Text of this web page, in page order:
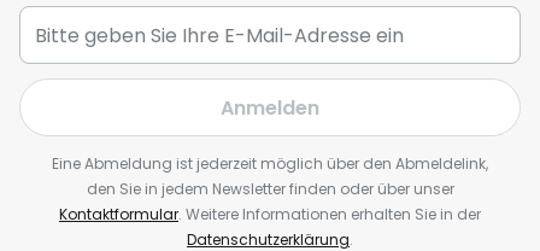
Anmelden
Eine Abmeldung ist jederzeit möglich über den Abmeldelink,
den Sie in jedem Newsletter finden oder über unser
Kontaktformular. Weitere Informationen erhalten Sie in der
Datenschutzerklärung.